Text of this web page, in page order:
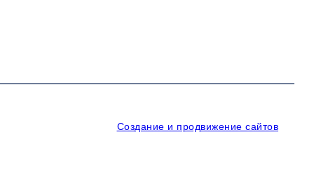
Создание и продвижение сайтов